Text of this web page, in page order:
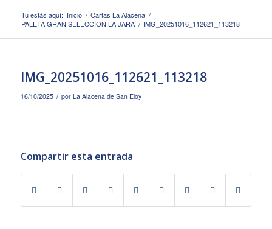
Tú estás aquí: Inicio / Cartas La Alacena /
PALETA GRAN SELECCION LA JARA / IMG_20251016_112621_113218
IMG_20251016_112621_113218
16/10/2025 / por La Alacena de San Eloy
Compartir esta entrada